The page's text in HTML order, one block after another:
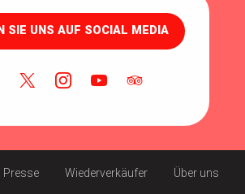
SIE UNS AUF SOCIAL MEDIA
Presse Wiederverkäufer Über uns